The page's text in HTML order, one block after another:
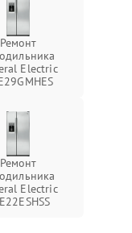
Ремонт
Electric
Ремонт
Electric